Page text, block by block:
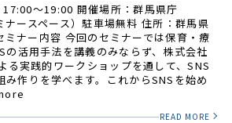
～19:00 開催場所：群馬県庁
ナースペース）駐車場無料 住所：群馬県
ナー内容 今回のセミナーでは保育・療
の活用手法を講義のみならず、株式会社
る実践的ワークショップを通して、SNS
み作りを学べます。これからSNSを始め
READ MORE